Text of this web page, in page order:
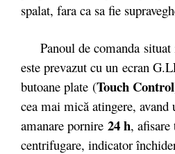
spalat, fara ca sa fie
Panoul de comanda situat
este prevazut cu un ecran
butoane plate (Touch Control
cea mai mică atingere,
amanare pornire 24 h,
centrifugare, indicator